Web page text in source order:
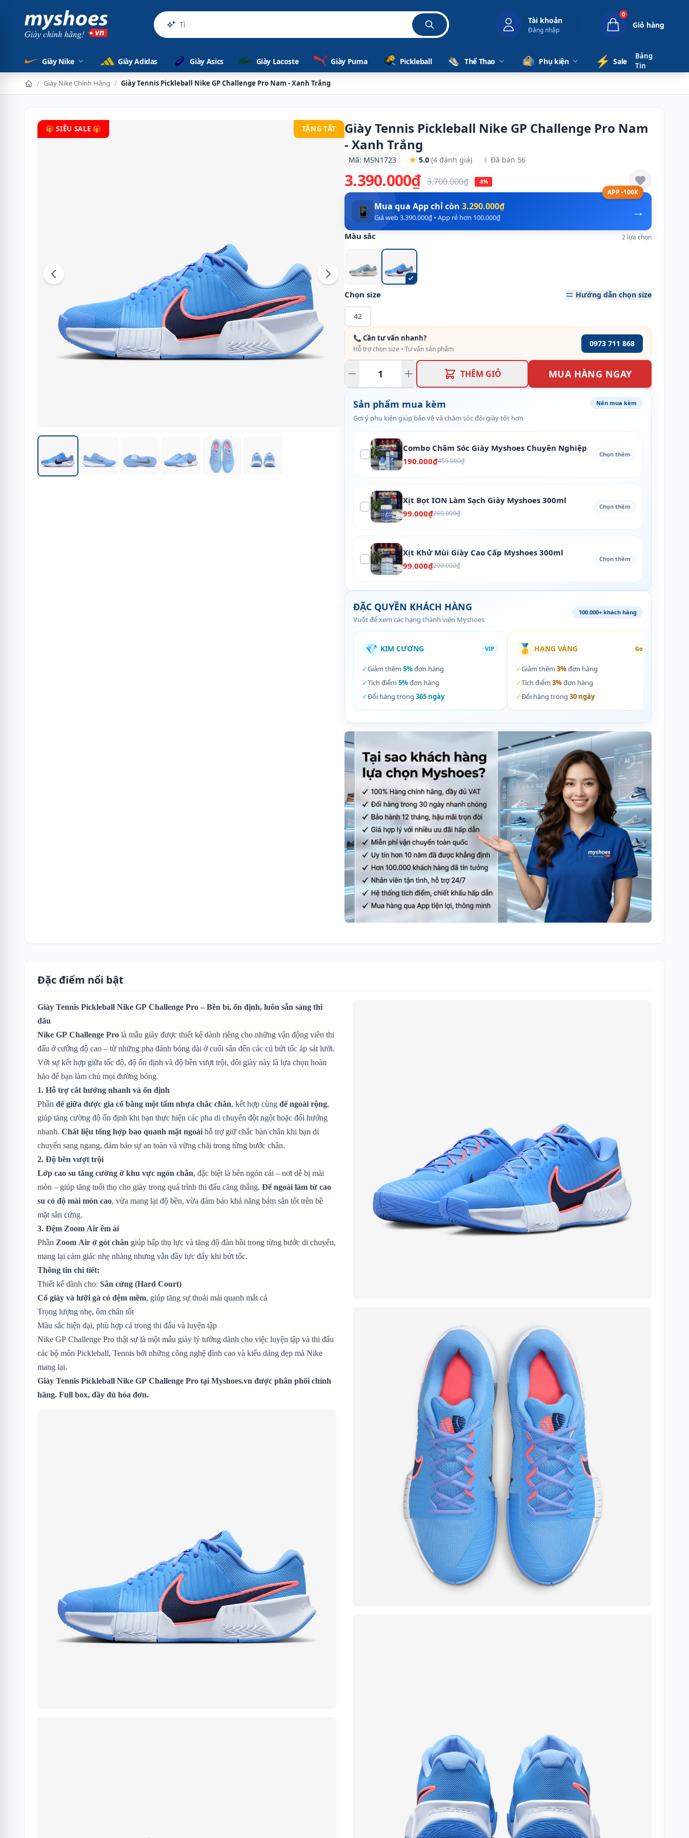
Sản phẩm chí Tài khoản
Đăng nhập
0
Giỏ hàng
Giày Nike Giày Adidas Giày Asics Giày Lacoste Giày Puma Pickleball Thể Thao Phụ kiện ⚡️ Sale
Bảng
Tin
/ Giày Nike Chính Hãng / Giày Tennis Pickleball Nike GP Challenge Pro Nam - Xanh Trắng
🎁 SIÊU SALE 🎁 TẶNG TẤT
Giày Tennis Pickleball Nike GP Challenge Pro Nam
- Xanh Trắng
Mã: MSN1723 5.0 (4 đánh giá) Đã bán 56
3.390.000₫ 3.700.000₫ -8%
APP -100K
→
📱 Mua qua App chỉ còn 3.290.000₫
Giá web 3.390.000₫ • App rẻ hơn 100.000₫
Màu sắc 2 lựa chọn
Chọn size Hướng dẫn chọn size
42
📞 Cần tư vấn nhanh?
Hỗ trợ chọn size • Tư vấn sản phẩm
0973 711 868
THÊM GIỎ MUA HÀNG NGAY
Sản phẩm mua kèm
Gợi ý phụ kiện giúp bảo vệ và chăm sóc đôi giày tốt hơn
Nên mua kèm
Combo Chăm Sóc Giày Myshoes Chuyên Nghiệp
190.000₫455.000₫
Chọn thêm
Xịt Bọt ION Làm Sạch Giày Myshoes 300ml
99.000₫200.000₫
Chọn thêm
Xịt Khử Mùi Giày Cao Cấp Myshoes 300ml
99.000₫200.000₫
Chọn thêm
ĐẶC QUYỀN KHÁCH HÀNG
Vuốt để xem các hạng thành viên Myshoes
100.000+ khách hàng
💎 KIM CƯƠNG VIP
✓Giảm thêm 5%đơn hàng
✓Tích điểm 5%đơn hàng
✓Đổi hàng trong 365 ngày
🥇 HẠNG VÀNG Gold
✓Giảm thêm 3%đơn hàng
✓Tích điểm 3%đơn hàng
✓Đổi hàng trong 30 ngày
Đặc điểm nổi bật
Giày Tennis Pickleball Nike GP Challenge Pro – Bền bỉ, ổn định, luôn sẵn sàng thi
đấu
Nike GP Challenge Pro là mẫu giày được thiết kế dành riêng cho những vận động viên thi
đấu ở cường độ cao – từ những pha đánh bóng dài ở cuối sân đến các cú bứt tốc áp sát lưới.
Với sự kết hợp giữa tốc độ, độ ổn định và độ bền vượt trội, đôi giày này là lựa chọn hoàn
hảo để bạn làm chủ mọi đường bóng.
1. Hỗ trợ cắt hướng nhanh và ổn định
Phần đế giữa được gia cố bằng một tấm nhựa chắc chắn, kết hợp cùng đế ngoài rộng,
giúp tăng cường độ ổn định khi bạn thực hiện các pha di chuyển đột ngột hoặc đổi hướng
nhanh. Chất liệu tổng hợp bao quanh mặt ngoài hỗ trợ giữ chắc bàn chân khi bạn di
chuyển sang ngang, đảm bảo sự an toàn và vững chãi trong từng bước chân.
2. Độ bền vượt trội
Lớp cao su tăng cường ở khu vực ngón chân, đặc biệt là bên ngón cái – nơi dễ bị mài
mòn – giúp tăng tuổi thọ cho giày trong quá trình thi đấu căng thẳng. Đế ngoài làm từ cao
su có độ mài mòn cao, vừa mang lại độ bền, vừa đảm bảo khả năng bám sân tốt trên bề
mặt sân cứng.
3. Đệm Zoom Air êm ái
Phần Zoom Air ở gót chân giúp hấp thụ lực và tăng độ đàn hồi trong từng bước di chuyển,
mang lại cảm giác nhẹ nhàng nhưng vẫn đầy lực đẩy khi bứt tốc.
Thông tin chi tiết:
Thiết kế dành cho: Sân cứng (Hard Court)
Cổ giày và lưỡi gà có đệm mềm, giúp tăng sự thoải mái quanh mắt cá
Trọng lượng nhẹ, ôm chân tốt
Màu sắc hiện đại, phù hợp cả trong thi đấu và luyện tập
Nike GP Challenge Pro thật sự là một mẫu giày lý tưởng dành cho việc luyện tập và thi đấu
các bộ môn Pickleball, Tennis bởi những công nghệ đỉnh cao và kiểu dáng đẹp mà Nike
mang lại.
Giày Tennis Pickleball Nike GP Challenge Pro tại Myshoes.vn được phân phối chính
hãng. Full box, đầy đủ hóa đơn.